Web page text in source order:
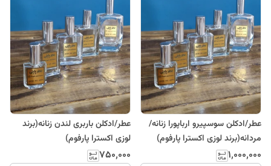
عطر/ادکلن سوسپیرو ارباپورا زنانه/
مردانه(برند لوزی اکسترا پارفوم)
۱٬۰۰۰٬۰۰۰
عطر/ادکلن باربری لندن زنانه(برند
لوزی اکسترا پارفوم)
۷۵۰٬۰۰۰